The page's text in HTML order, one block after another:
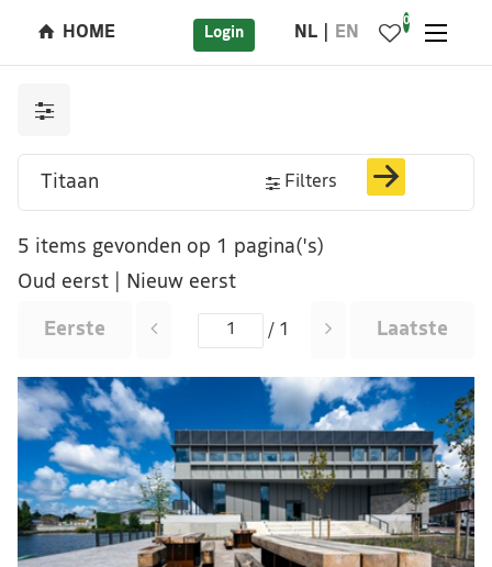
HOME Login NL EN
0
Filters
5 items gevonden op 1 pagina('s)
Oud eerst
Nieuw eerst
Eerste / 1 Laatste